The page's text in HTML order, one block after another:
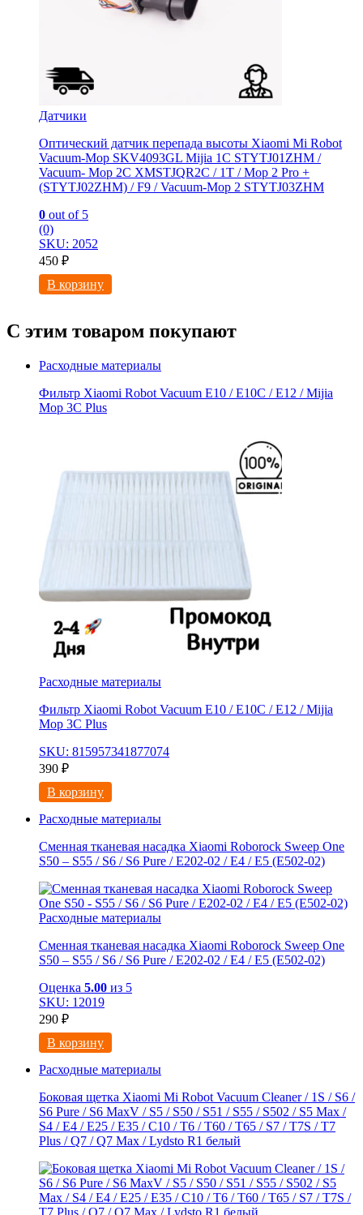
Датчики
Оптический датчик перепада высоты Xiaomi Mi Robot
Vacuum-Mop SKV4093GL Mijia 1C STYTJ01ZHM /
Vacuum- Mop 2C XMSTJQR2C / 1T / Mop 2 Pro +
(STYTJ02ZHM) / F9 / Vacuum-Mop 2 STYTJ03ZHM
0 out of 5
(0)
SKU: 2052
450 ₽
В корзину
С этим товаром покупают
Расходные материалы
Фильтр Xiaomi Robot Vacuum E10 / E10C / E12 / Mijia
Mop 3С Рlus
Расходные материалы
Фильтр Xiaomi Robot Vacuum E10 / E10C / E12 / Mijia
Mop 3С Рlus
SKU: 815957341877074
390 ₽
В корзину
Расходные материалы
Сменная тканевая насадка Xiaomi Roborock Sweep One
S50 – S55 / S6 / S6 Pure / E202-02 / E4 / E5 (E502-02)
Расходные материалы
Сменная тканевая насадка Xiaomi Roborock Sweep One
S50 – S55 / S6 / S6 Pure / E202-02 / E4 / E5 (E502-02)
Оценка 5.00 из 5
SKU: 12019
290 ₽
В корзину
Расходные материалы
Боковая щетка Xiaomi Mi Robot Vacuum Cleaner / 1S / S6 /
S6 Pure / S6 MaxV / S5 / S50 / S51 / S55 / S502 / S5 Max /
S4 / E4 / E25 / E35 / C10 / T6 / T60 / T65 / S7 / T7S / T7
Plus / Q7 / Q7 Max / Lydsto R1 белый